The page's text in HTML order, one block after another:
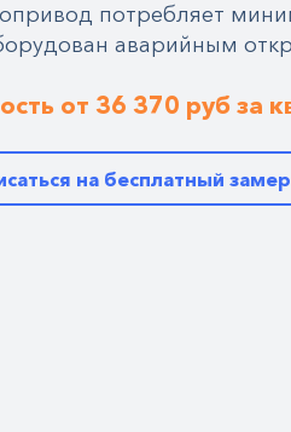
потребляет
аварийным
от 36 370 руб за
на бесплатный замер